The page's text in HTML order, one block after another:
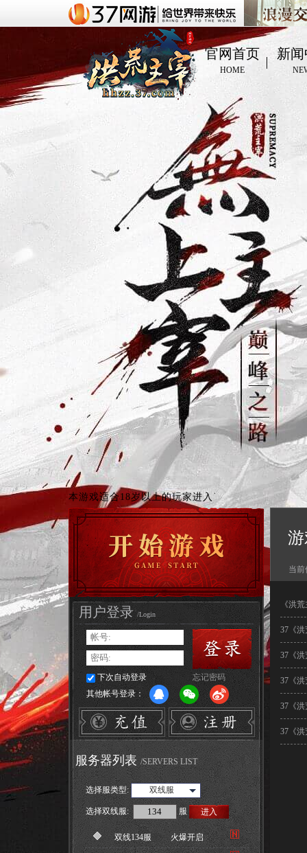
官网首页
HOME
新
本游戏适合18岁以上的玩家进入
用户登录/Login
下次自动登录
忘记密码
其他帐号登录：
服务器列表 /SERVERS LIST
选择服类型: 双线服
选择双线服: 服 进入
双线134服 火爆开启
当前
《洪
37《
37《
37《
37《
37《